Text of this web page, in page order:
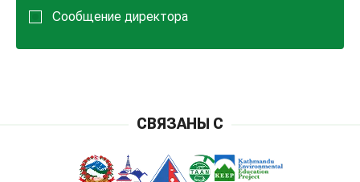
Сообщение директора
СВЯЗАНЫ С